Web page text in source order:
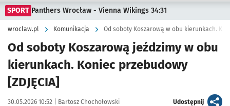
SPORT Panthers Wrocław - Vienna Wikings 34:31
wroclaw.pl Komunikacja Od soboty Koszarową w obu kierunkach.
Od soboty Koszarową jeździmy w obu
kierunkach. Koniec przebudowy
[ZDJĘCIA]
Data publikacji:
30.05.2026 10:52 | Autor:
Bartosz Chochołowski Udostępnijartykuł